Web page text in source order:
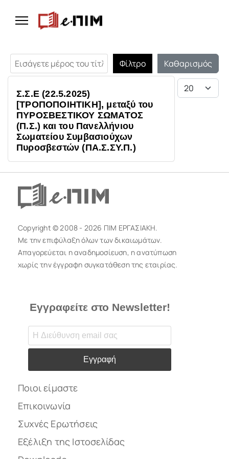
Εισάγετε μέρος του τίτλου.
Φίλτρο
Καθαρισμός
Εμφάνιση #
Σ.Σ.Ε (22.5.2025)
[ΤΡΟΠΟΠΟΙΗΤΙΚΗ], μεταξύ του
ΠΥΡΟΣΒΕΣΤΙΚΟΥ ΣΩΜΑΤΟΣ
(Π.Σ.) και του Πανελλήνιου
Σωματείου Συμβασιούχων
Πυροσβεστών (ΠΑ.Σ.ΣΥ.Π.)
Copyright © 2008 - 2026 ΠΙΜ ΕΡΓΑΣΙΑΚΗ.
Με την επιφύλαξη όλων των δικαιωμάτων.
Απαγορεύεται η αναδημοσίευση, η ανατύπωση
χωρίς την έγγραφη συγκατάθεση της εταιρίας.
Εγγραφείτε στο Newsletter!
Εγγραφή
Ποιοι είμαστε
Επικοινωνία
Συχνές Ερωτήσεις
Εξέλιξη της Ιστοσελίδας